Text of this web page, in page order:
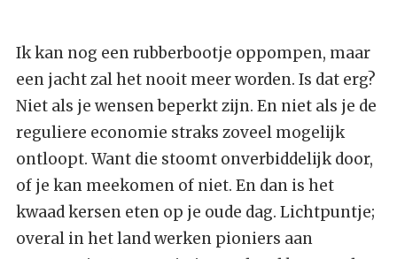
Ik kan nog een rubberbootje oppompen, maar
een jacht zal het nooit meer worden. Is dat erg?
Niet als je wensen beperkt zijn. En niet als je de
reguliere economie straks zoveel mogelijk
ontloopt. Want die stoomt onverbiddelijk door,
of je kan meekomen of niet. En dan is het
kwaad kersen eten op je oude dag. Lichtpuntje;
overal in het land werken pioniers aan